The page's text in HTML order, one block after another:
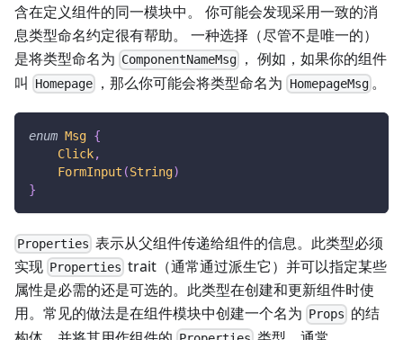
含在定义组件的同一模块中。 你可能会发现采用一致的消
息类型命名约定很有帮助。 一种选择（尽管不是唯一的）
是将类型命名为 ComponentNameMsg
， 例如，如果你的组件
叫
Homepage ，那么你可能会将类型命名为 HomepageMsg。
enum Msg {
Click,
FormInput (String)
}
Properties 表示从父组件传递给组件的信息。此类型必须
实现 Properties trait（通常通过派生它）并可以指定某些
属性是必需的还是可选的。此类型在创建和更新组件时使
用。常见的做法是在组件模块中创建一个名为 Props 的结